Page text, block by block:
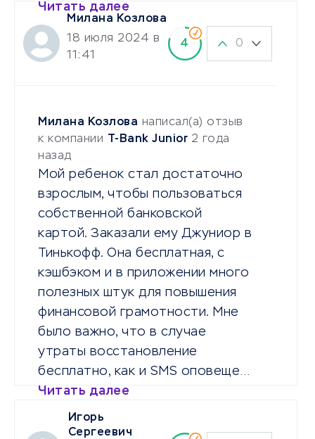
Читать далее
Милана Козлова
18 июля 2024 в
11:41
4 0
Милана Козлова написал(а) отзыв
к компании
T-Bank Junior 2 года
назад
Мой ребенок стал достаточно
взрослым, чтобы пользоваться
собственной банковской
картой. Заказали ему Джуниор в
Тинькофф. Она бесплатная, с
кэшбэком и в приложении много
полезных штук для повышения
финансовой грамотности. Мне
было важно, что в случае
утраты восстановление
бесплатно, как и SMS оповеще…
Читать далее
Игорь
Сергеевич